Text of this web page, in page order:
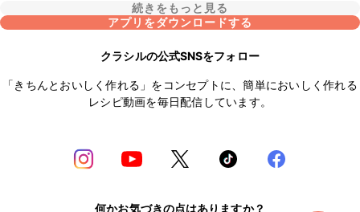
続きをもっと見る
アプリをダウンロードする
クラシルの公式SNSをフォロー
「きちんとおいしく作れる」をコンセプトに、簡単においしく作れる
レシピ動画を毎日配信しています。
何かお気づきの点はありますか？